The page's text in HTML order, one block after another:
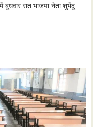
बुधवार रात भाजपा नेता शुभेंदु